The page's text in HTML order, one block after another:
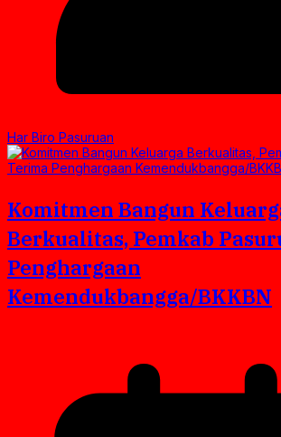
Har Biro Pasuruan
Komitmen Bangun
Berkualitas, Pemkab
Penghargaan
Kemendukbangga/BKKBN